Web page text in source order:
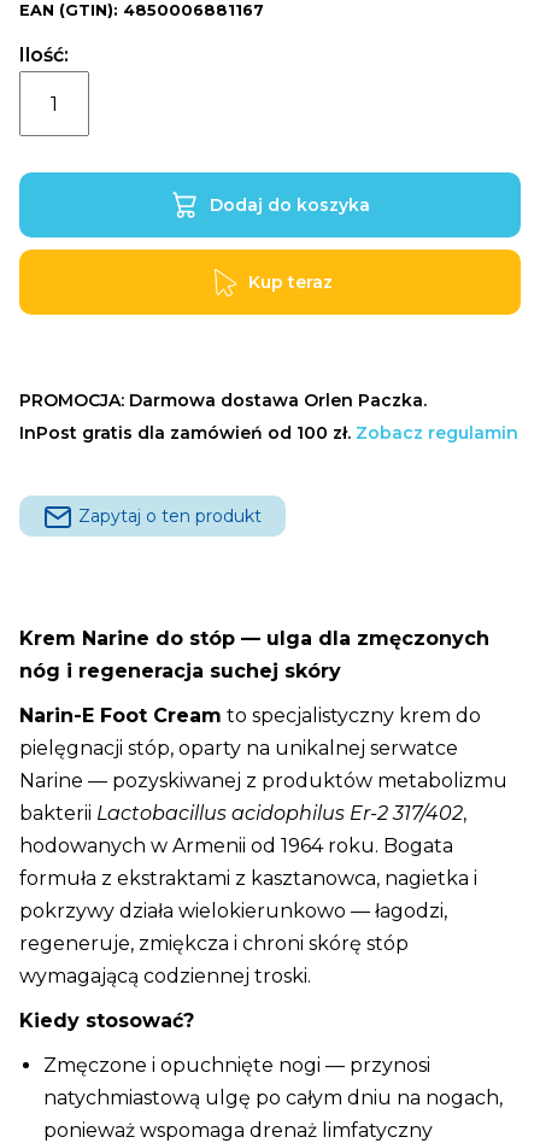
EAN (GTIN): 4850006881167
PROMOCJA: Darmowa dostawa Orlen Paczka.
InPost gratis dla zamówień od 100 zł. Zobacz regulamin
Zapytaj o ten produkt
Ilość:
Krem
do
•
i Ulga
g
Dodaj do koszyka
Kup teraz
Krem Narine do stóp — ulga dla zmęczonych
nóg i regeneracja suchej skóry
Narin-E Foot Cream to specjalistyczny krem do
pielęgnacji stóp, oparty na unikalnej serwatce
Narine — pozyskiwanej z produktów metabolizmu
bakterii Lactobacillus acidophilus Er-2 317/402,
hodowanych w Armenii od 1964 roku. Bogata
formuła z ekstraktami z kasztanowca, nagietka i
pokrzywy działa wielokierunkowo — łagodzi,
regeneruje, zmiękcza i chroni skórę stóp
wymagającą codziennej troski.
Kiedy stosować?
Zmęczone i opuchnięte nogi — przynosi
natychmiastową ulgę po całym dniu na nogach,
ponieważ wspomaga drenaż limfatyczny